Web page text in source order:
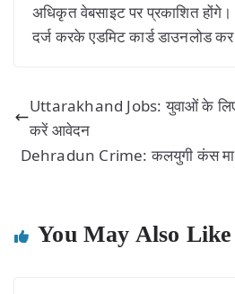
अधिकृत वेबसाइट पर प्रकाशित
दर्ज करके एडमिट कार्ड डाउनलोड
Uttarakhand Jobs: युवाओं के लिए
करें आवेदन
Dehradun Crime: कलयुगी कंस
You May Also Like